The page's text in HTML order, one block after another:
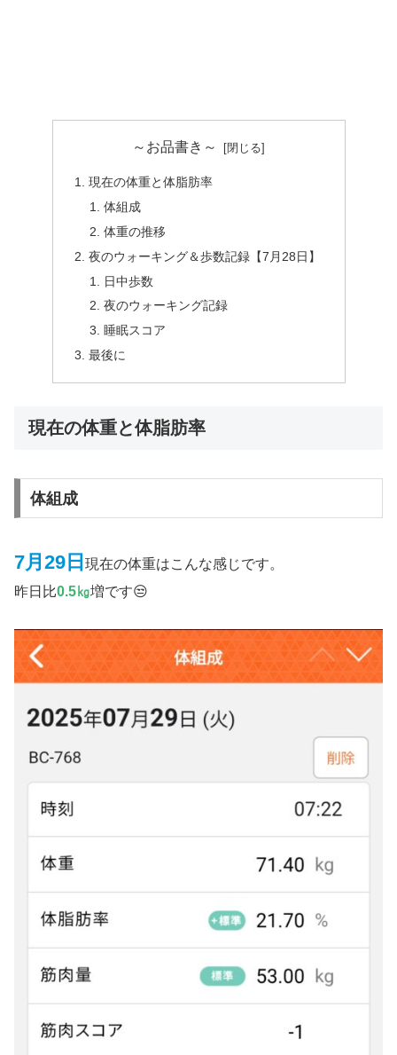
～お品書き～
現在の体重と体脂肪率
体組成
体重の推移
夜のウォーキング＆歩数記録【7月28日】
日中歩数
夜のウォーキング記録
睡眠スコア
最後に
現在の体重と体脂肪率
体組成
7月29日 現在の体重はこんな感じです。
昨日比0.5㎏増です😒